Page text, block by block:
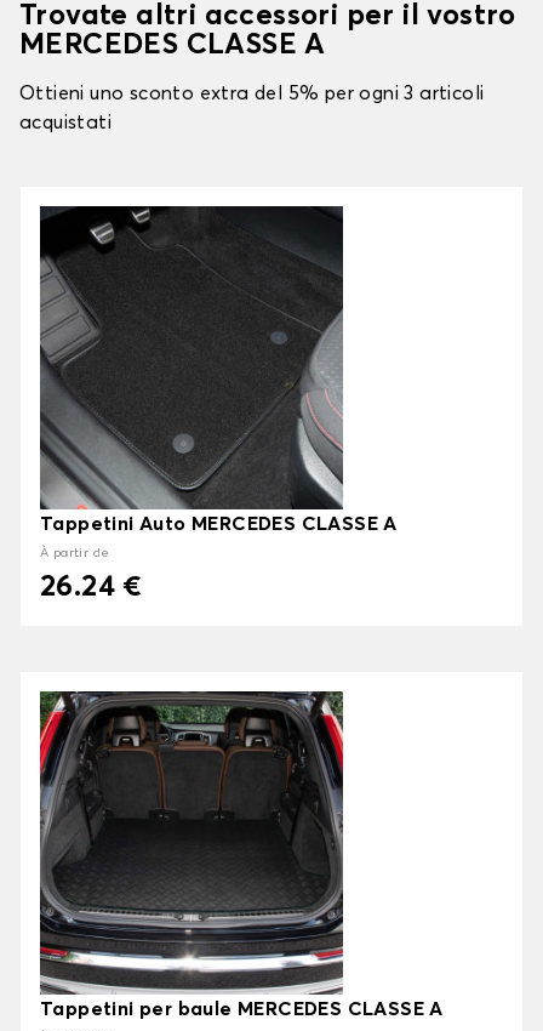
Trovate altri accessori per il vostro
MERCEDES CLASSE A
Ottieni uno sconto extra del 5% per ogni 3 articoli
acquistati
Tappetini Auto MERCEDES CLASSE A
À partir de
26.24 €
Tappetini per baule MERCEDES CLASSE A